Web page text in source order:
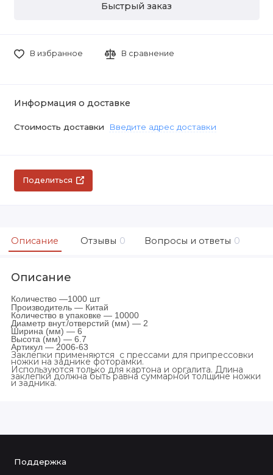
Быстрый заказ
В избранное В сравнение
Информация о доставке
Стоимость доставки Введите адрес доставки
Поделиться
Описание Отзывы 0 Вопросы и ответы 0
Описание
Количество —1000 шт
Производитель — Китай
Количество в упаковке — 10000
Диаметр внут./отверстий (мм) — 2
Ширина (мм) — 6
Высота (мм) — 6.7
Артикул — 2006-63
Заклепки применяются с прессами для припрессовки
ножки на заднике фоторамки.
Используются только для картона и оргалита. Длина
заклепки должна быть равна суммарной толщине ножки
и задника.
Поддержка